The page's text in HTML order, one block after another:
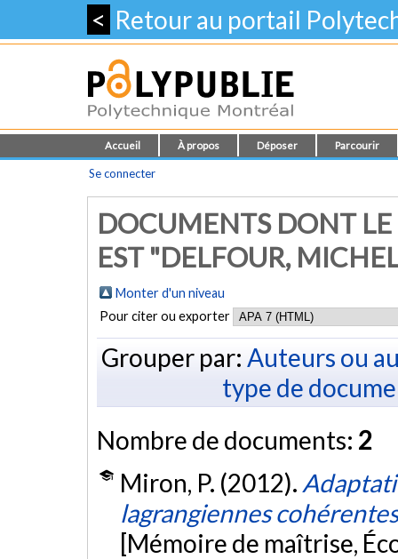
< Retour au portail
Accueil À propos Déposer Parcourir
Se connecter
DOCUMENTS DONT
EST "DELFOUR, MICHEL
Monter d'un niveau
Pour citer ou exporter
Grouper par: Auteurs ou
type de
Nombre de documents: 2
Miron, P. (2012).
lagrangiennes
[Mémoire de maîtrise,